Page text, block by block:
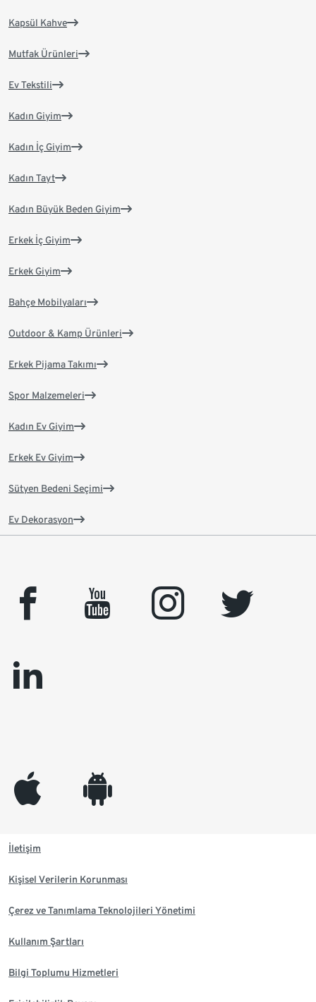
Kapsül Kahve
Mutfak Ürünleri
Ev Tekstili
Kadın Giyim
Kadın İç Giyim
Kadın Tayt
Kadın Büyük Beden Giyim
Erkek İç Giyim
Erkek Giyim
Bahçe Mobilyaları
Outdoor & Kamp Ürünleri
Erkek Pijama Takımı
Spor Malzemeleri
Kadın Ev Giyim
Erkek Ev Giyim
Sütyen Bedeni Seçimi
Ev Dekorasyon
facebook youtube instagram
twitter
linkedin
appleinc android
İletişim
Kişisel Verilerin Korunması
Çerez ve Tanımlama Teknolojileri Yönetimi
Kullanım Şartları
Bilgi Toplumu Hizmetleri